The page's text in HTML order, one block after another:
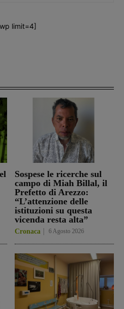
Sospese le ricerche sul
campo di Miah Billal, il
Prefetto di Arezzo:
“L’attenzione delle
istituzioni su questa
vicenda resta alta”
Cronaca 6 Agosto 2026
limit=4]